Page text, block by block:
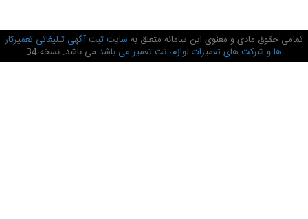
حقوق مادی و معنوی این سامانه متعلق به سایت ثبت آگهی تبلیغاتی تعمیرکار
ها و شرکت های تعمیرات لوازم، نت تعمیر می باشدمی باشد. نسخه 34